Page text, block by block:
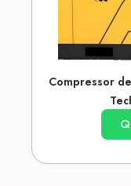
Compressor